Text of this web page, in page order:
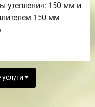
утепления: 150 мм и
150 мм